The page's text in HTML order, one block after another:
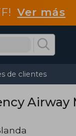
Ver más
de clientes
Airway